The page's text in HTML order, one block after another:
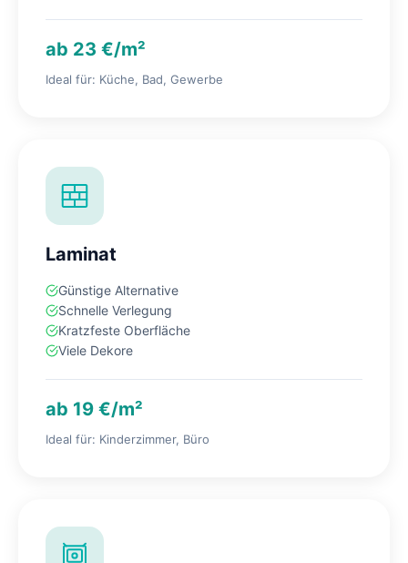
ab 23 €/m²
Ideal für: Küche, Bad, Gewerbe
Laminat
Günstige Alternative
Schnelle Verlegung
Kratzfeste Oberfläche
Viele Dekore
ab 19 €/m²
Ideal für: Kinderzimmer, Büro